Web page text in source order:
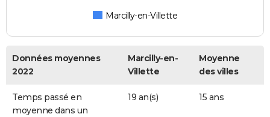
Marcilly-en-Villette
Données moyennes
2022
Marcilly-en-
Villette
Moyenne
des villes
Temps passé en
moyenne dans un
19 an(s) 15 ans